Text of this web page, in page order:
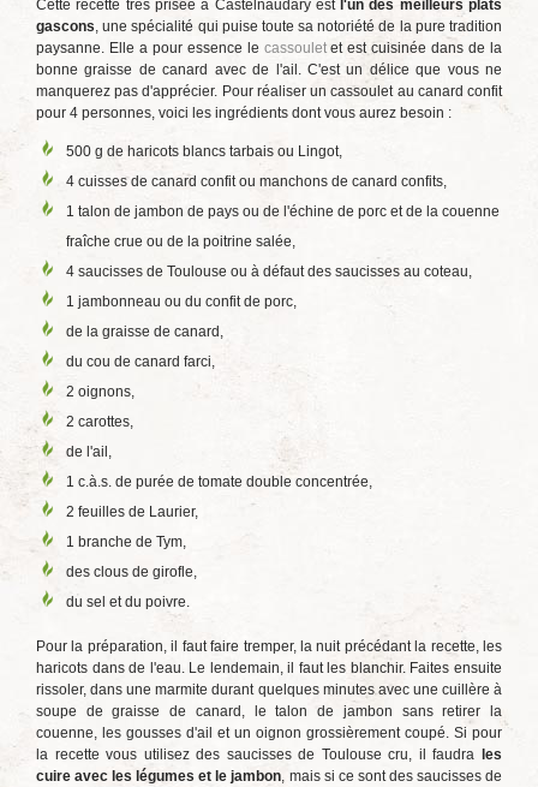
Cette recette très prisée à Castelnaudary est l'un des meilleurs plats
gascons, une spécialité qui puise toute sa notoriété de la pure tradition
paysanne. Elle a pour essence le cassouletet est cuisinée dans de la
bonne graisse de canard avec de l'ail. C'est un délice que vous ne
manquerez pas d'apprécier. Pour réaliser un cassoulet au canard confit
pour 4 personnes, voici les ingrédients dont vous aurez besoin :
500 g de haricots blancs tarbais ou Lingot,
4 cuisses de canard confit ou manchons de canard confits,
1 talon de jambon de pays ou de l'échine de porc et de la couenne
fraîche crue ou de la poitrine salée,
4 saucisses de Toulouse ou à défaut des saucisses au coteau,
1 jambonneau ou du confit de porc,
de la graisse de canard,
du cou de canard farci,
2 oignons,
2 carottes,
de l'ail,
1 c.à.s. de purée de tomate double concentrée,
2 feuilles de Laurier,
1 branche de Tym,
des clous de girofle,
du sel et du poivre.
Pour la préparation, il faut faire tremper, la nuit précédant la recette, les
haricots dans de l'eau. Le lendemain, il faut les blanchir. Faites ensuite
rissoler, dans une marmite durant quelques minutes avec une cuillère à
soupe de graisse de canard, le talon de jambon sans retirer la
couenne, les gousses d'ail et un oignon grossièrement coupé. Si pour
la recette vous utilisez des saucisses de Toulouse cru, il faudra
les
cuire avec les légumes et le jambon, mais si ce sont des saucisses de